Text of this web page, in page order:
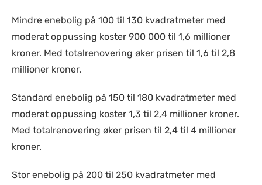
Mindre enebolig på 100 til 130 kvadratmeter med
moderat oppussing koster 900 000 til 1,6 millioner
kroner. Med totalrenovering øker prisen til 1,6 til 2,8
millioner kroner.
Standard enebolig på 150 til 180 kvadratmeter med
moderat oppussing koster 1,3 til 2,4 millioner kroner.
Med totalrenovering øker prisen til 2,4 til 4 millioner
kroner.
Stor enebolig på 200 til 250 kvadratmeter med